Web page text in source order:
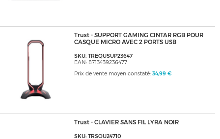
Trust - SUPPORT GAMING CINTAR RGB POUR
CASQUE MICRO AVEC 2 PORTS USB
SKU: TREQUSUP23647
EAN: 8713439236477
Prix de vente moyen constaté: 34,99 €
Trust - CLAVIER SANS FIL LYRA NOIR
SKU: TRSOU24710